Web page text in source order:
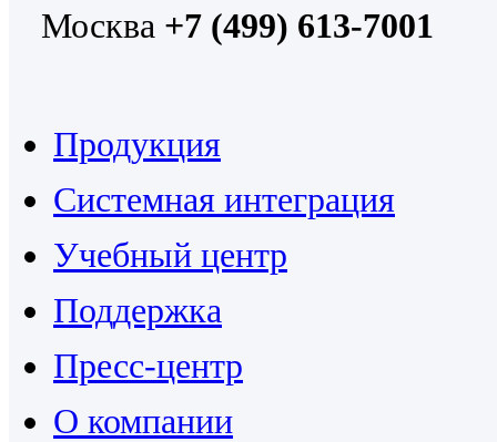
Москва +7 (499) 613-7001
Продукция
Системная интеграция
Учебный центр
Поддержка
Пресс-центр
О компании